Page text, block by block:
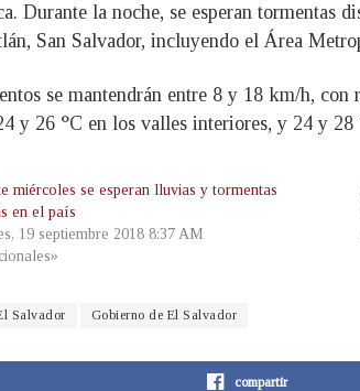
Durante la noche, se esperan tormentas
San Salvador, incluyendo el Área
se mantendrán entre 8 y 18 km/h, con
y 26 °C en los valles interiores, y 24 y 28
miércoles se esperan lluvias y tormentas
en el país
19 septiembre 2018 8:37 AM
Salvador Gobierno de El Salvador
compartir